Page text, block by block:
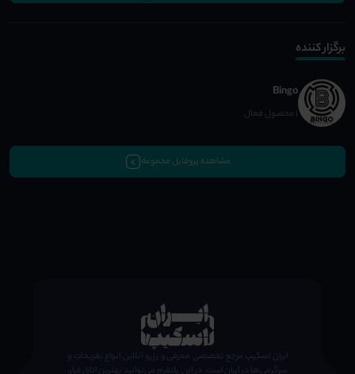
برگزار کننده
Bingo
1 محصول فعال
مشاهده پروفایل مجموعه
ایران اسکیپ مرجع تخصصی معرفی و رزرو آنلاین انواع تفریحات و
سرگرمی‌ها در ایران است. در این پلتفرم می‌توانید بهترین اتاق فرار،